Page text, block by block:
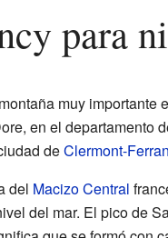
para
muy importante
en el departamento
deClermont-
del Macizo Central
del mar. El pico de